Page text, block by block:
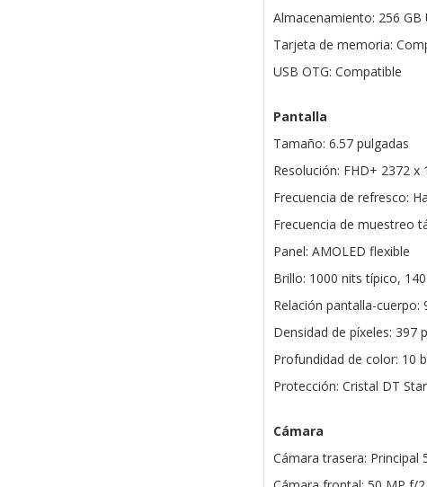
Almacenamiento: 256 GB
Tarjeta de memoria:
USB OTG: Compatible
Pantalla
Tamaño: 6.57 pulgadas
Resolución: FHD+ 2372 x
Frecuencia de refresco:
Frecuencia de muestreo
Panel: AMOLED flexible
Brillo: 1000 nits típico,
Relación pantalla-cuerpo:
Densidad de píxeles: 397
Profundidad de color: 10
Protección: Cristal DT
Cámara
Cámara trasera: